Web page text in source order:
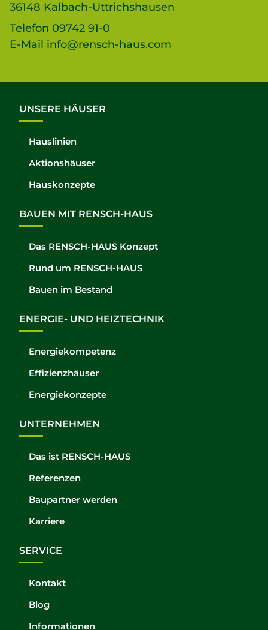
36148 Kalbach-Uttrichshausen
Telefon 09742 91-0
E-Mail info@rensch-haus.com
UNSERE HÄUSER
Hauslinien
Aktionshäuser
Hauskonzepte
BAUEN MIT RENSCH-HAUS
Das RENSCH-HAUS Konzept
Rund um RENSCH-HAUS
Bauen im Bestand
ENERGIE- UND HEIZTECHNIK
Energiekompetenz
Effizienzhäuser
Energiekonzepte
UNTERNEHMEN
Das ist RENSCH-HAUS
Referenzen
Baupartner werden
Karriere
SERVICE
Kontakt
Blog
Informationen